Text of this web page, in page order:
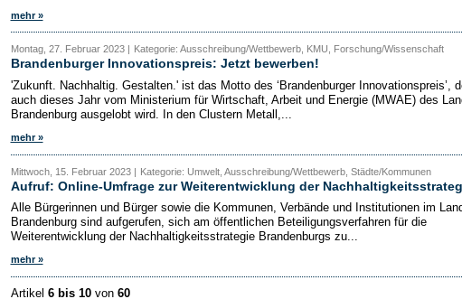
mehr »
Montag, 27. Februar 2023 | Kategorie: Ausschreibung/Wettbewerb, KMU, Forschung/Wissenschaft
Brandenburger Innovationspreis: Jetzt bewerben!
'Zukunft. Nachhaltig. Gestalten.' ist das Motto des ‘Brandenburger Innovationspreis’,
auch dieses Jahr vom Ministerium für Wirtschaft, Arbeit und Energie (MWAE) des
Brandenburg ausgelobt wird. In den Clustern Metall,...
mehr »
Mittwoch, 15. Februar 2023 | Kategorie: Umwelt, Ausschreibung/Wettbewerb, Städte/Kommunen
Aufruf: Online-Umfrage zur Weiterentwicklung der
Alle Bürgerinnen und Bürger sowie die Kommunen, Verbände und Institutionen im
Brandenburg sind aufgerufen, sich am öffentlichen Beteiligungsverfahren für die
Weiterentwicklung der Nachhaltigkeitsstrategie Brandenburgs zu...
mehr »
Artikel 6 bis 10von 60